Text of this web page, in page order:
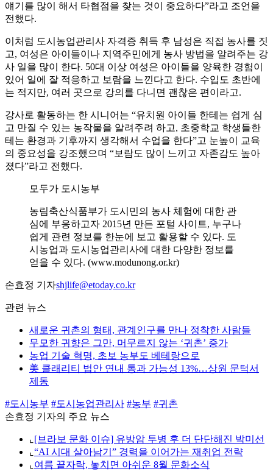
얘기를 많이 해서 타협점을 찾는 것이 중요하다”라고 조언을
전했다.
이처럼 도시농업관리사 자격증 취득 후 남성은 직접 농사를 짓
고, 여성은 아이들이나 지역주민에게 농사 방법을 알려주는 강
사 일을 많이 한다. 50대 이상 여성은 아이들을 양육한 경험이
있어 일에 잘 적응하고 보람을 느낀다고 한다. 수입도 초반에
는 적지만, 여러 곳으로 강의를 다니면 괜찮은 편이라고.
강사로 활동하는 한 시니어는 “유치원 아이들 한테는 쉽게 심
고 만질 수 있는 농작물을 알려주려 하고, 초중학교 학생들한
테는 환경과 기후까지 생각해서 수업을 한다”고 눈높이 교육
의 중요성을 강조했으며 “보람도 많이 느끼고 자존감도 높아
졌다”라고 전했다.
모두가 도시농부
농림축산식품부가 도시민의 농사 체험에 대한 관
심에 부응하고자 2015년 만든 포털 사이트, 누구나
쉽게 관련 정보를 한눈에 보고 활용할 수 있다. 도
시농업과 도시농업관리사에 대한 다양한 정보를
얻을 수 있다. (www.modunong.or.kr)
손효정 기자shjlife@etoday.co.kr
관련 뉴스
새로운 귀촌의 형태, 관계인구를 만나 정착한 사람들
무모한 귀향은 그만, 머무르지 않는 ‘귀촌’ 증가
농업 기술 혁명, 초보 농부도 베테랑으로
美 클래리티 법안 연내 통과 가능성 13%…상원 문턱서
제동
#도시농부 #도시농업관리사 #농부 #귀촌
손효정 기자의 주요 뉴스
⌞ [브라보 문화 이슈] 유방암 투병 후 더 단단해진 박미선
⌞ “AI 시대 살아남기” 경력을 이어가는 재취업 전략
⌞ 여름 끝자락, 놓치면 아쉬운 8월 문화소식